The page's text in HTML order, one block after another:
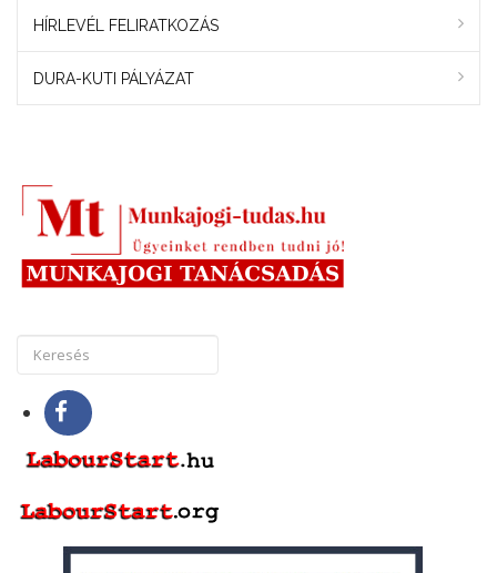
HÍRLEVÉL FELIRATKOZÁS
DURA-KUTI PÁLYÁZAT